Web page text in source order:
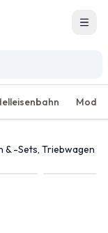
Menü
& -Sets, Triebwagen